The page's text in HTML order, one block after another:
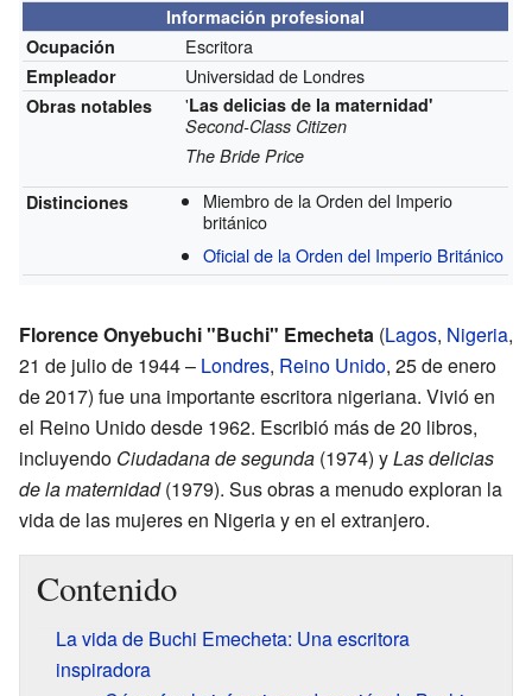
Información profesional
Ocupación
Escritora
Empleador Universidad de Londres
Obras notables 'Las delicias de la maternidad'
Second-Class Citizen
The Bride Price
Distinciones
Miembro de la Orden del Imperio
británico
Oficial de la Orden del Imperio Británico
Florence Onyebuchi "Buchi" Emecheta (Lagos, Nigeria,
21 de julio de 1944 – Londres, Reino Unido, 25 de enero
de 2017) fue una importante escritora nigeriana. Vivió en
el Reino Unido desde 1962. Escribió más de 20 libros,
incluyendo Ciudadana de segunda (1974) yLas delicias
de la maternidad(1979). Sus obras a menudo exploran la
vida de las mujeres en Nigeria y en el extranjero.
Contenido
La vida de Buchi Emecheta: Una escritora
inspiradora